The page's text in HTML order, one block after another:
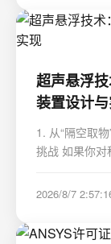
超声悬浮
装置设计
1. 从“隔空取
挑战 如果你对
它利用看不见
2026/8/7